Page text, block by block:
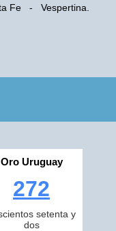
Fe - Vespertina.
Oro Uruguay
272
setenta y
dos